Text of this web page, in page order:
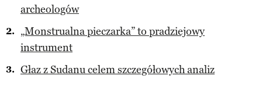
archeologów
„Monstrualna pieczarka” to pradziejowy
instrument
Głaz z Sudanu celem szczegółowych analiz